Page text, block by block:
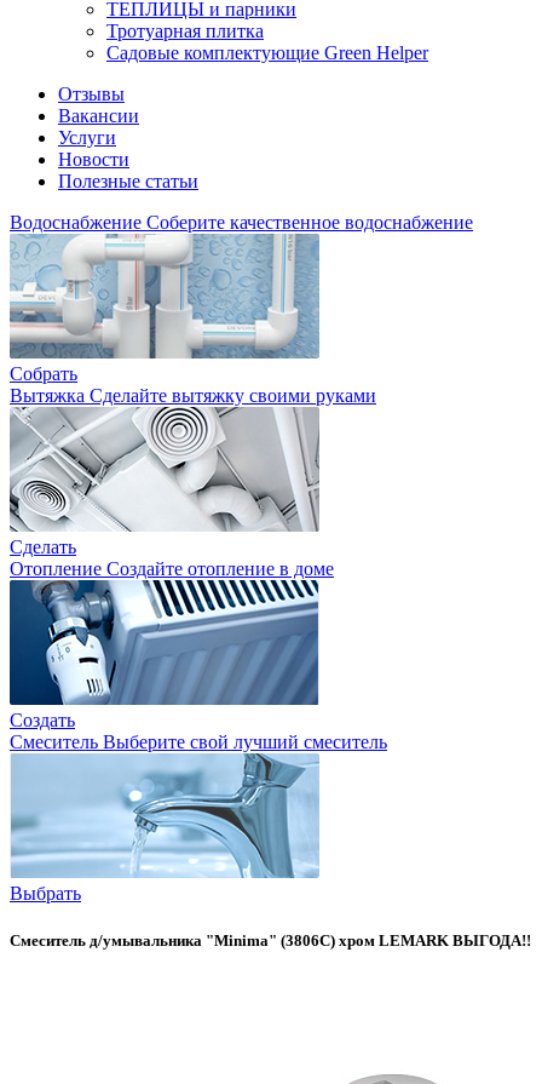
ТЕПЛИЦЫ и парники
Тротуарная плитка
Садовые комплектующие Green Helper
Отзывы
Вакансии
Услуги
Новости
Полезные статьи
Водоснабжение Соберите качественное водоснабжение
Собрать
Вытяжка Сделайте вытяжку своими руками
Сделать
Отопление Создайте отопление в доме
Создать
Смеситель Выберите свой лучший смеситель
Выбрать
Смеситель д/умывальника "Minima" (3806C) хром LEMARK ВЫГОДА!!